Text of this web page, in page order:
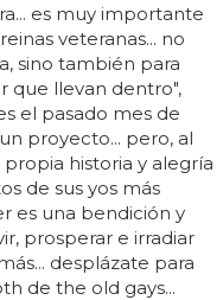
es muy importante
veteranas... no
sino también para
que llevan dentro",
el pasado mes de
proyecto... pero, al
historia y alegría
de sus yos más
es una bendición y
prosperar e irradiar
desplázate para
de the old gays...